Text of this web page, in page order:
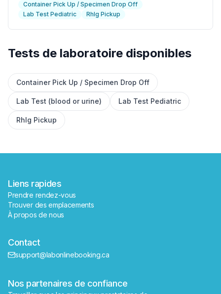
Container Pick Up / Specimen Drop Off
Lab Test Pediatric
RhIg Pickup
Tests de laboratoire disponibles
Container Pick Up / Specimen Drop Off
Lab Test (blood or urine) Lab Test Pediatric
RhIg Pickup
Liens rapides
Prendre rendez-vous
Trouver des emplacements
À propos de nous
Contact
support@labonlinebooking.ca
Nos partenaires de confiance
Réserver